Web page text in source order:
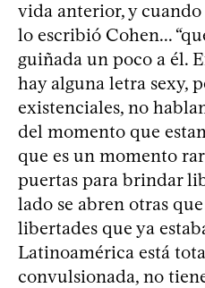
vida anterior, y
lo escribió Cohen...
guiñada un poco a él.
hay alguna letra sexy,
existenciales, no
del momento que
que es un momento
puertas para brindar
lado se abren otras
libertades que ya
Latinoamérica está
convulsionada, no